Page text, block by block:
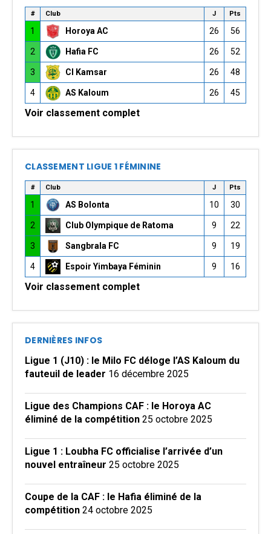
# Club J Pts
1 Horoya AC 26 56
2 Hafia FC 26 52
3 CI Kamsar 26 48
4 AS Kaloum 26 45
Voir classement complet
CLASSEMENT LIGUE 1 FÉMININE
# Club J Pts
1 AS Bolonta 10 30
2 Club Olympique de Ratoma 9 22
3 Sangbrala FC 9 19
4 Espoir Yimbaya Féminin 9 16
Voir classement complet
DERNIÈRES INFOS
Ligue 1 (J10) : le Milo FC déloge l’AS Kaloum du
fauteuil de leader 16 décembre 2025
Ligue des Champions CAF : le Horoya AC
éliminé de la compétition 25 octobre 2025
Ligue 1 : Loubha FC officialise l’arrivée d’un
nouvel entraîneur 25 octobre 2025
Coupe de la CAF : le Hafia éliminé de la
compétition 24 octobre 2025